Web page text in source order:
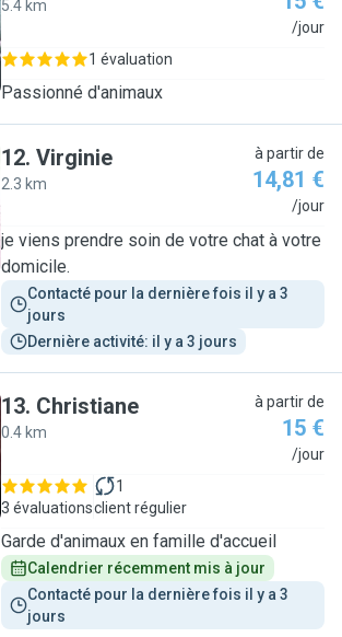
5.4 km
/jour
1 évaluation
Passionné d'animaux
12. Virginie
2.3 km
à partir de
14,81 €
/jour
je viens prendre soin de votre chat à votre
domicile.
Contacté pour la dernière fois il y a 3
jours
Dernière activité: il y a 3 jours
13. Christiane
0.4 km
à partir de
15 €
/jour
3 évaluations
1
client régulier
Garde d'animaux en famille d'accueil
Calendrier récemment mis à jour
Contacté pour la dernière fois il y a 3
jours